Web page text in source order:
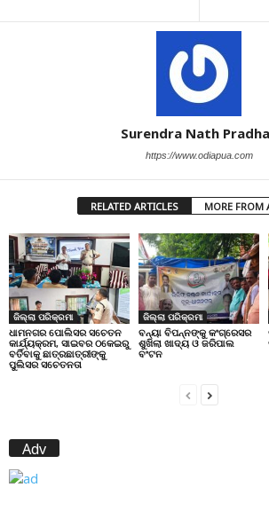
Surendra Nath
https://www.odiapua.com
RELATED ARTICLES MORE FROM
ଜିଲ୍ଲା ପରିକ୍ରମା
ଧାମନଗର ପୋଲିସର ସଚେତନ
କାର୍ଯ୍ୟକ୍ରମ, ସାଇବର ଠକେଇରୁ
ବର୍ତିବାକୁ ଛାତ୍ରଛାତ୍ରୀଙ୍କୁ
ପୁଲିସର ସଚେତନତା
ଜିଲ୍ଲା ପରିକ୍ରମା
ବନ୍ୟା ବିପନ୍ନଙ୍କୁ କଂଗ୍ରେସର
ଶୁଖିଲା ଖାଦ୍ୟ ଓ ଜରିପାଲ
ବଂଟନ
Adv